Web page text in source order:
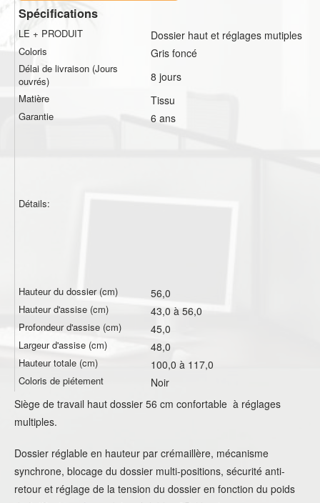
Spécifications
LE + PRODUIT Dossier haut et réglages mutiples
Coloris Gris foncé
Délai de livraison (Jours
ouvrés)
8 jours
Matière Tissu
Garantie 6 ans
Détails:
Hauteur du dossier (cm) 56,0
Hauteur d'assise (cm) 43,0 à 56,0
Profondeur d'assise (cm) 45,0
Largeur d'assise (cm) 48,0
Hauteur totale (cm) 100,0 à 117,0
Coloris de piétement
Noir
Siège de travail haut dossier 56 cm confortable à réglages
multiples.
Dossier réglable en hauteur par crémaillère, mécanisme
synchrone, blocage du dossier multi-positions, sécurité anti-
retour et réglage de la tension du dossier en fonction du poids